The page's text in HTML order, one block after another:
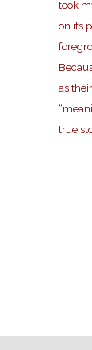
took
on its
as
true